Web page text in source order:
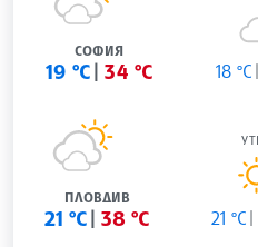
СОФИЯ
19 °C 34 °C 18 °C
ПЛОВДИВ
21 °C 38 °C 21 °C